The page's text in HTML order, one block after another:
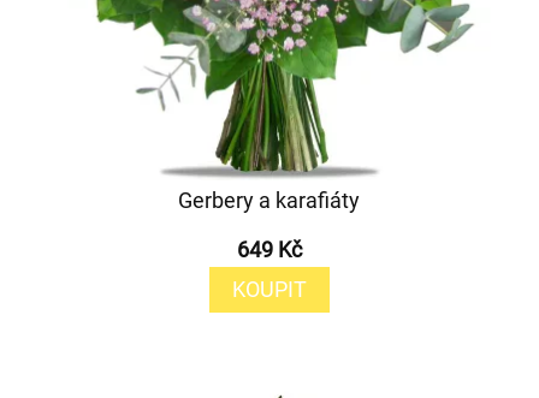
Gerbery a karafiáty
649 Kč
KOUPIT